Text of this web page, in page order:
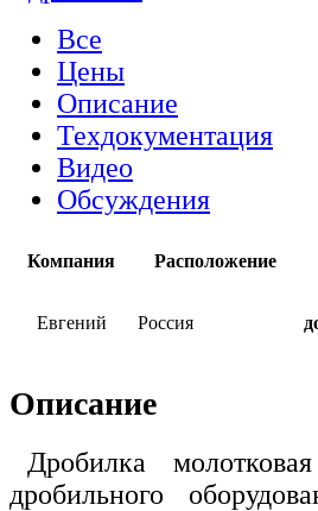
Все
Цены
Описание
Техдокументация
Видео
Обсуждения
Компания Расположение
Евгений Россия
Описание
Дробилка
дробильного